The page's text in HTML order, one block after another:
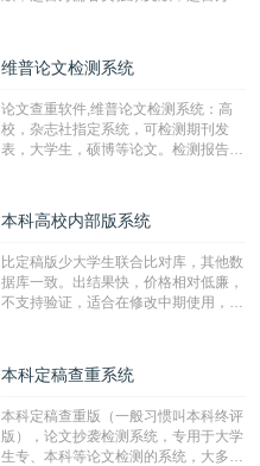
校用来检测硕博论文的系统，检测范围
广，数据来源真实，检测算法合理!本
字符数30万）
维普论文检测系统
论文查重软件,维普论文检测系统：高
校，杂志社指定系统，可检测期刊发
表，大学生，硕博等论文。检测报告支
本科高校内部版系统
比定稿版少大学生联合比对库，其他数
据库一致。出结果快，价格相对低廉，
不支持验证，适合在修改中期使用，定
本科定稿查重系统
本科定稿查重版（一般习惯叫本科终评
版），论文抄袭检测系统，专用于大学
生专、本科等论文检测的系统，大多数